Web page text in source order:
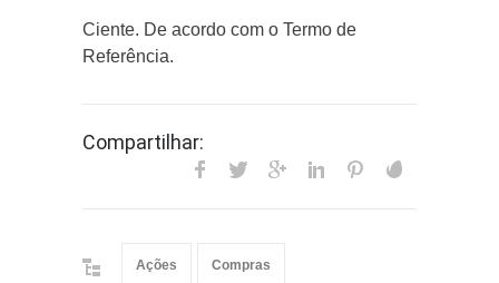
Ciente. De acordo com o Termo de
Referência.
Compartilhar:
Ações Compras